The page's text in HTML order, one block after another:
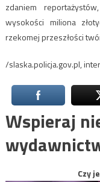
zdaniem
wysokości miliona
rzekomej przeszłości
/slaska.policja.gov.pl,
Wspieraj
Czy